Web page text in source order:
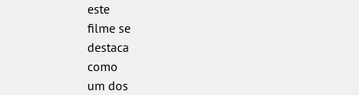
este
filme se
destaca
como
um dos